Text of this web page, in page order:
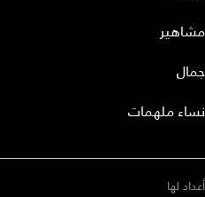
مشاهير
جمال
نساء ملهمات
أعداد لها